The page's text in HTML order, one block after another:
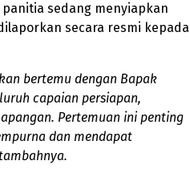
sedang menyiapkan
secara resmi kepada
bertemu dengan Bapak
capaian persiapan,
Pertemuan ini penting
dan mendapat